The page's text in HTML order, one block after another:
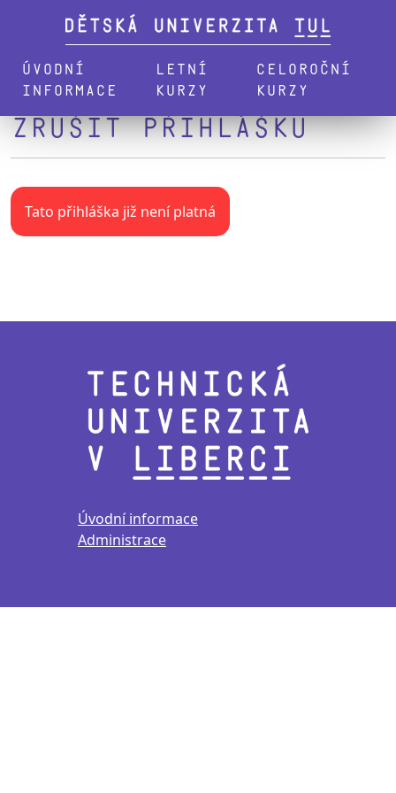
Úvodní
informace
Letní
kurzy
Celoroční
kurzy
Zrušit přihlášku
Tato přihláška již není platná
Úvodní informace
Administrace